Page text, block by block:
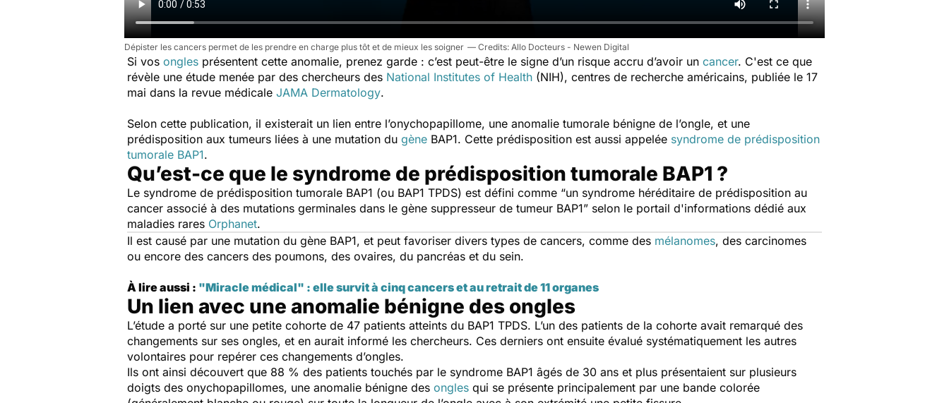
Dépister les cancers permet de les prendre en charge plus tôt et de mieux les soigner Allo Docteurs - Newen Digital
Si vos ongles présentent cette anomalie, prenez garde : c’est peut-être le signe d’un risque accru d’avoir un cancer. C'est ce que
révèle une étude menée par des chercheurs des National Institutes of Health (NIH), centres de recherche américains, publiée le 17
mai dans la revue médicale JAMA Dermatology.
Selon cette publication, il existerait un lien entre l’onychopapillome, une anomalie tumorale bénigne de l’ongle, et une
prédisposition aux tumeurs liées à une mutation du gène BAP1. Cette prédisposition est aussi appelée syndrome de prédisposition
tumorale BAP1.
Qu’est-ce que le syndrome de prédisposition tumorale BAP1 ?
Le syndrome de prédisposition tumorale BAP1 (ou BAP1 TPDS) est défini comme “un syndrome héréditaire de prédisposition au
cancer associé à des mutations germinales dans le gène suppresseur de tumeur BAP1” selon le portail d'informations dédié aux
maladies rares Orphanet.
Il est causé par une mutation du gène BAP1, et peut favoriser divers types de cancers, comme des mélanomes, des carcinomes
ou encore des cancers des poumons, des ovaires, du pancréas et du sein.
À lire aussi : "Miracle médical" : elle survit à cinq cancers et au retrait de 11 organes
Un lien avec une anomalie bénigne des ongles
L’étude a porté sur une petite cohorte de 47 patients atteints du BAP1 TPDS. L’un des patients de la cohorte avait remarqué des
changements sur ses ongles, et en aurait informé les chercheurs. Ces derniers ont ensuite évalué systématiquement les autres
volontaires pour repérer ces changements d’ongles.
Ils ont ainsi découvert que 88 % des patients touchés par le syndrome BAP1 âgés de 30 ans et plus présentaient sur plusieurs
doigts des onychopapillomes, une anomalie bénigne des ongles qui se présente principalement par une bande colorée